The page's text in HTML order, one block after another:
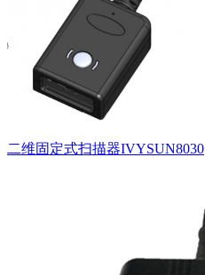
二维固定式扫描器IVYSUN8030